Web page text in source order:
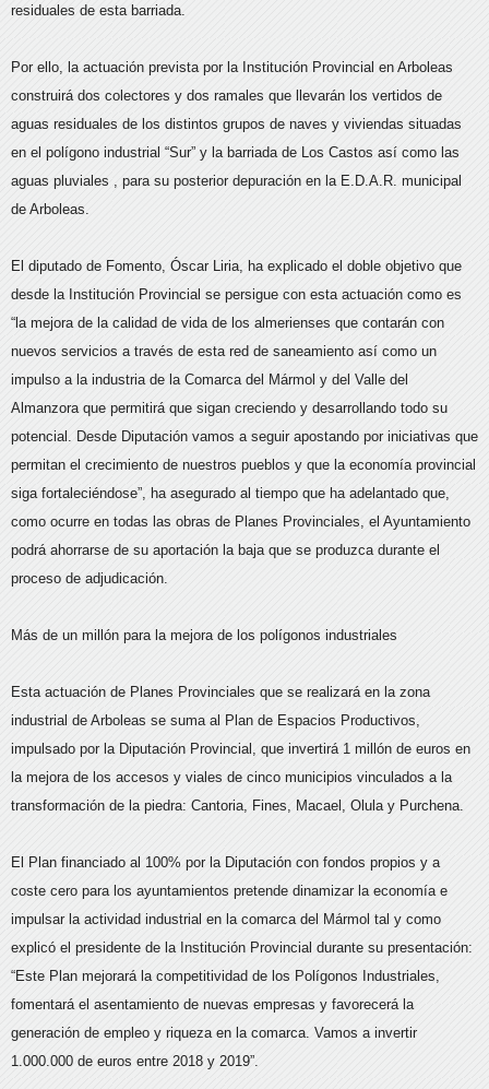
residuales de esta barriada.
Por ello, la actuación prevista por la Institución Provincial en Arboleas
construirá dos colectores y dos ramales que llevarán los vertidos de
aguas residuales de los distintos grupos de naves y viviendas situadas
en el polígono industrial “Sur” y la barriada de Los Castos así como las
aguas pluviales , para su posterior depuración en la E.D.A.R. municipal
de Arboleas.
El diputado de Fomento, Óscar Liria, ha explicado el doble objetivo que
desde la Institución Provincial se persigue con esta actuación como es
“la mejora de la calidad de vida de los almerienses que contarán con
nuevos servicios a través de esta red de saneamiento así como un
impulso a la industria de la Comarca del Mármol y del Valle del
Almanzora que permitirá que sigan creciendo y desarrollando todo su
potencial. Desde Diputación vamos a seguir apostando por iniciativas que
permitan el crecimiento de nuestros pueblos y que la economía provincial
siga fortaleciéndose”, ha asegurado al tiempo que ha adelantado que,
como ocurre en todas las obras de Planes Provinciales, el Ayuntamiento
podrá ahorrarse de su aportación la baja que se produzca durante el
proceso de adjudicación.
Más de un millón para la mejora de los polígonos industriales
Esta actuación de Planes Provinciales que se realizará en la zona
industrial de Arboleas se suma al Plan de Espacios Productivos,
impulsado por la Diputación Provincial, que invertirá 1 millón de euros en
la mejora de los accesos y viales de cinco municipios vinculados a la
transformación de la piedra: Cantoria, Fines, Macael, Olula y Purchena.
El Plan financiado al 100% por la Diputación con fondos propios y a
coste cero para los ayuntamientos pretende dinamizar la economía e
impulsar la actividad industrial en la comarca del Mármol tal y como
explicó el presidente de la Institución Provincial durante su presentación:
“Este Plan mejorará la competitividad de los Polígonos Industriales,
fomentará el asentamiento de nuevas empresas y favorecerá la
generación de empleo y riqueza en la comarca. Vamos a invertir
1.000.000 de euros entre 2018 y 2019”.